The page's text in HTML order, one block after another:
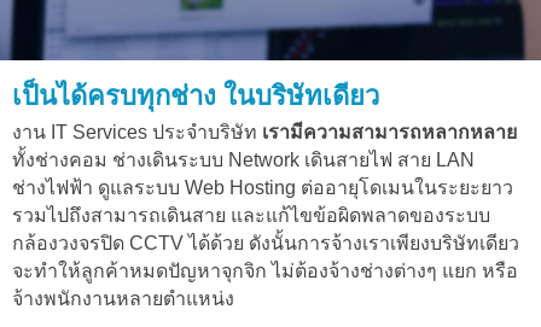
เป็นได้ครบทุกช่าง ในบริษัทเดียว
งาน IT Services ประจำบริษัท เรามีความสามารถหลากหลาย
ทั้งช่างคอม ช่างเดินระบบ Network เดินสายไฟ สาย LAN
ช่างไฟฟ้า ดูแลระบบ Web Hosting ต่ออายุโดเมนในระยะยาว
รวมไปถึงสามารถเดินสาย และแก้ไขข้อผิดพลาดของระบบ
กล้องวงจรปิด CCTV ได้ด้วย ดังนั้นการจ้างเราเพียงบริษัทเดียว
จะทำให้ลูกค้าหมดปัญหาจุกจิก ไม่ต้องจ้างช่างต่างๆ แยก หรือ
จ้างพนักงานหลายตำแหน่ง